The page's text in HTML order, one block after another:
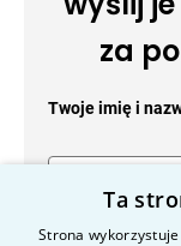
za
Twoje imię i
Ta
Strona